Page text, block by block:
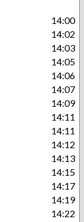
14:00
14:02
14:03
14:05
14:06
14:07
14:09
14:11
14:11
14:12
14:13
14:15
14:17
14:19
14:22